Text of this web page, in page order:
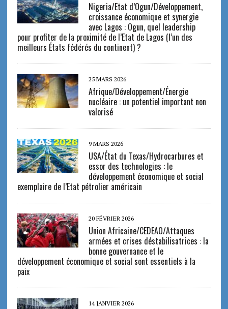
Nigeria/Etat d’Ogun/Développement,
croissance économique et synergie
avec Lagos : Ogun, quel leadership
pour profiter de la proximité de l’Etat de Lagos (l’un des
meilleurs États fédérés du continent) ?
25 MARS 2026
Afrique/Développement/Énergie
nucléaire : un potentiel important non
valorisé
9 MARS 2026
USA/État du Texas/Hydrocarbures et
essor des technologies : le
développement économique et social
exemplaire de l’Etat pétrolier américain
20 FÉVRIER 2026
Union Africaine/CEDEAO/Attaques
armées et crises déstabilisatrices : la
bonne gouvernance et le
développement économique et social sont essentiels à la
paix
14 JANVIER 2026